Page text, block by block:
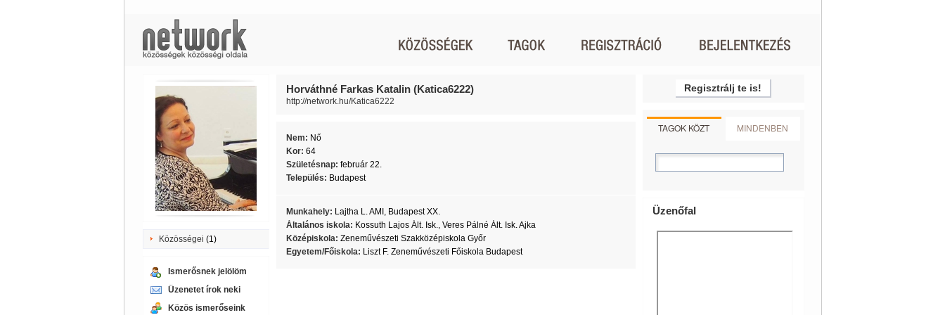
Közösségei (1)
Ismerősnek jelölöm
Üzenetet írok neki
Közös ismerőseink
Horváthné Farkas Katalin (Katica6222)
http://network.hu/Katica6222
Nem: Nő
Kor: 64
Születésnap: február 22.
Település: Budapest
Munkahely: Lajtha L. AMI, Budapest XX.
Általános iskola: Kossuth Lajos Ált. Isk., Veres Pálné Ált. Isk. Ajka
Középiskola: Zeneművészeti Szakközépiskola Győr
Egyetem/Főiskola: Liszt F. Zeneművészeti Főiskola Budapest
Regisztrálj te is!
TAGOK KÖZT MINDENBEN
Üzenőfal